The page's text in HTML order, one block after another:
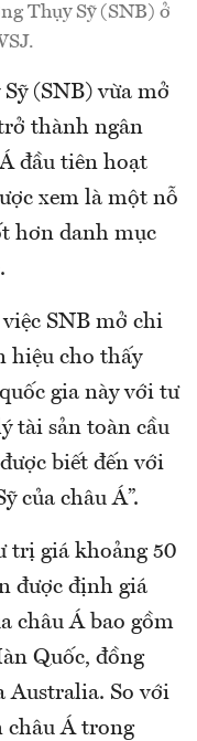
Thụy Sỹ (SNB) ở
(SNB) vừa mở
thành ngân
đầu tiên hoạt
xem là một nỗ
hơn danh mục
SNB mở chi
hiệu cho thấy
gia này với tư
tài sản toàn cầu
biết đến với
của châu Á”.
trị giá khoảng 50
được định giá
châu Á bao gồm
Quốc, đồng
Australia. So với
châu Á trong